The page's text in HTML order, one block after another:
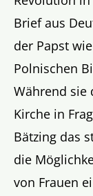
Brief aus
der Papst
Polnischen
Während sie
Kirche in
Bätzing das
die
von Frauen